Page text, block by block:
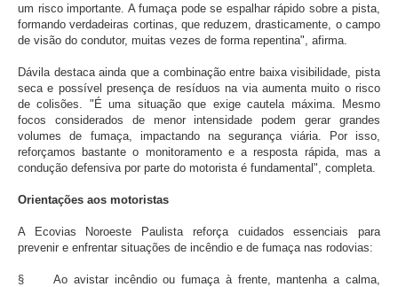
um risco importante. A fumaça pode se espalhar rápido sobre a pista,
formando verdadeiras cortinas, que reduzem, drasticamente, o campo
de visão do condutor, muitas vezes de forma repentina", afirma.
Dávila destaca ainda que a combinação entre baixa visibilidade, pista
seca e possível presença de resíduos na via aumenta muito o risco
de colisões. "É uma situação que exige cautela máxima. Mesmo
focos considerados de menor intensidade podem gerar grandes
volumes de fumaça, impactando na segurança viária. Por isso,
reforçamos bastante o monitoramento e a resposta rápida, mas a
condução defensiva por parte do motorista é fundamental", completa.
Orientações aos motoristas
A Ecovias Noroeste Paulista reforça cuidados essenciais para
prevenir e enfrentar situações de incêndio e de fumaça nas rodovias:
§
Ao avistar incêndio ou fumaça à frente, mantenha a calma,